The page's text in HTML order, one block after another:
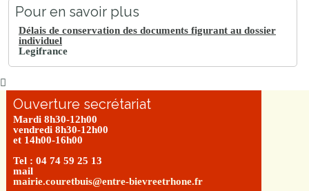
Pour en savoir plus
Délais de conservation des documents figurant au dossier
individuel
Legifrance
Ouverture secrétariat
Mardi 8h30-12h00
vendredi 8h30-12h00
et 14h00-16h00
Tel : 04 74 59 25 13
mail
mairie.couretbuis@entre-bievreetrhone.fr